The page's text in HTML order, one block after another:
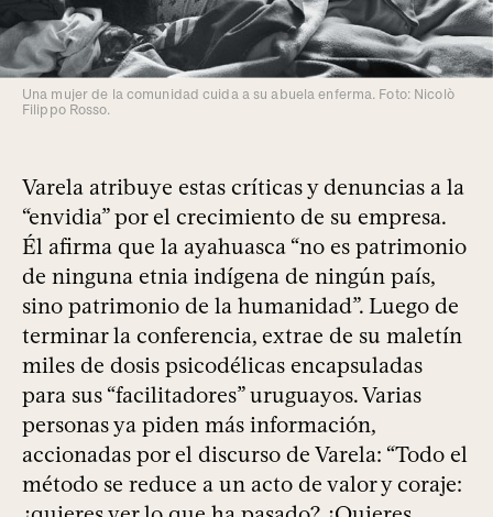
Una mujer de la comunidad cuida a su abuela enferma. Foto: Nicolò
Filippo Rosso.
Varela atribuye estas críticas y denuncias a la
“envidia” por el crecimiento de su empresa.
Él afirma que la ayahuasca “no es patrimonio
de ninguna etnia indígena de ningún país,
sino patrimonio de la humanidad”. Luego de
terminar la conferencia, extrae de su maletín
miles de dosis psicodélicas encapsuladas
para sus “facilitadores” uruguayos. Varias
personas ya piden más información,
accionadas por el discurso de Varela: “Todo el
método se reduce a un acto de valor y coraje: